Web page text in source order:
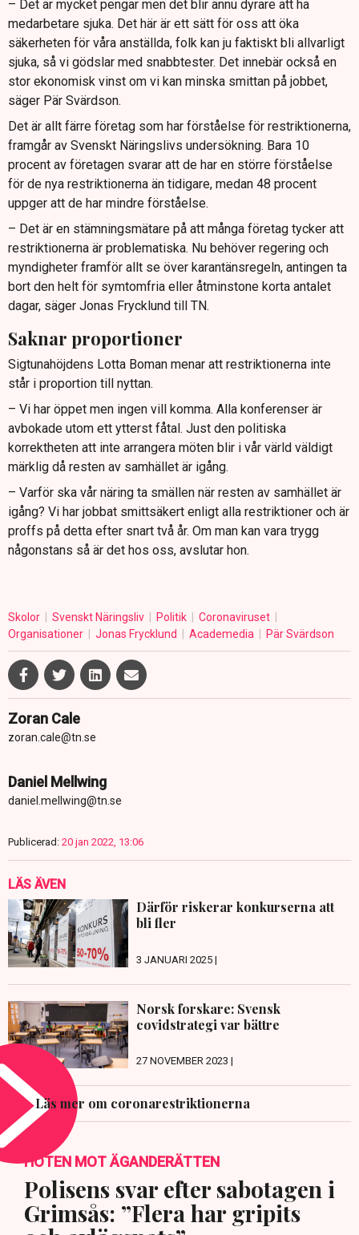
– Det är mycket pengar men det blir ännu dyrare att ha
medarbetare sjuka. Det här är ett sätt för oss att öka
säkerheten för våra anställda, folk kan ju faktiskt bli allvarligt
sjuka, så vi gödslar med snabbtester. Det innebär också en
stor ekonomisk vinst om vi kan minska smittan på jobbet,
säger Pär Svärdson.
Det är allt färre företag som har förståelse för restriktionerna,
framgår av Svenskt Näringslivs undersökning. Bara 10
procent av företagen svarar att de har en större förståelse
för de nya restriktionerna än tidigare, medan 48 procent
uppger att de har mindre förståelse.
– Det är en stämningsmätare på att många företag tycker att
restriktionerna är problematiska. Nu behöver regering och
myndigheter framför allt se över karantänsregeln, antingen ta
bort den helt för symtomfria eller åtminstone korta antalet
dagar, säger Jonas Frycklund till TN.
Saknar proportioner
Sigtunahöjdens Lotta Boman menar att restriktionerna inte
står i proportion till nyttan.
– Vi har öppet men ingen vill komma. Alla konferenser är
avbokade utom ett ytterst fåtal. Just den politiska
korrektheten att inte arrangera möten blir i vår värld väldigt
märklig då resten av samhället är igång.
– Varför ska vår näring ta smällen när resten av samhället är
igång? Vi har jobbat smittsäkert enligt alla restriktioner och är
proffs på detta efter snart två år. Om man kan vara trygg
någonstans så är det hos oss, avslutar hon.
Skolor Svenskt Näringsliv Politik
Coronaviruset
Organisationer
Jonas Frycklund Academedia Pär Svärdson
Zoran Cale
zoran.cale@tn.se
Daniel Mellwing
daniel.mellwing@tn.se
Publicerad: 20 jan 2022, 13:06
LÄS ÄVEN
Därför riskerar konkurserna att
bli fler
3 JANUARI 2025 |
Norsk forskare: Svensk
covidstrategi var bättre
27 NOVEMBER 2023 |
Läs mer om coronarestriktionerna
HOTEN MOT ÄGANDERÄTTEN
Polisens svar efter sabotagen i
Grimsås: ”Flera har gripits